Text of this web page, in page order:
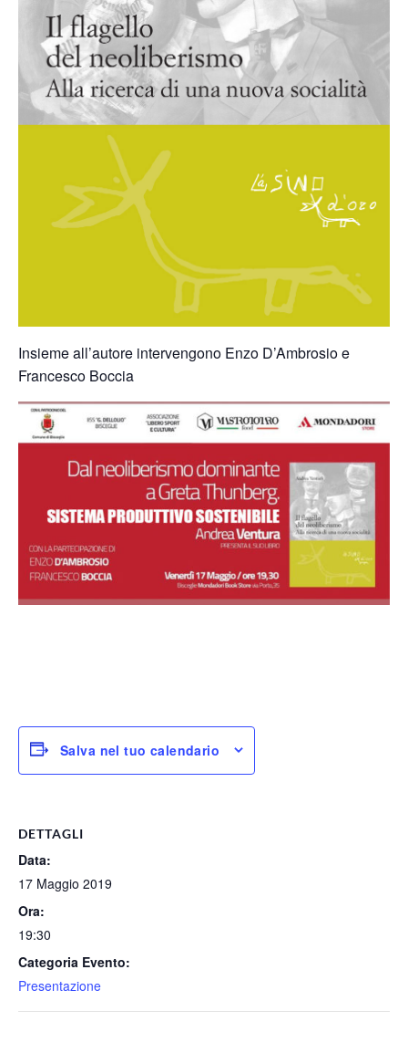
Insieme all’autore intervengono Enzo D’Ambrosio e
Francesco Boccia
Salva nel tuo calendario
DETTAGLI
Data:
17 Maggio 2019
Ora:
19:30
Categoria Evento:
Presentazione